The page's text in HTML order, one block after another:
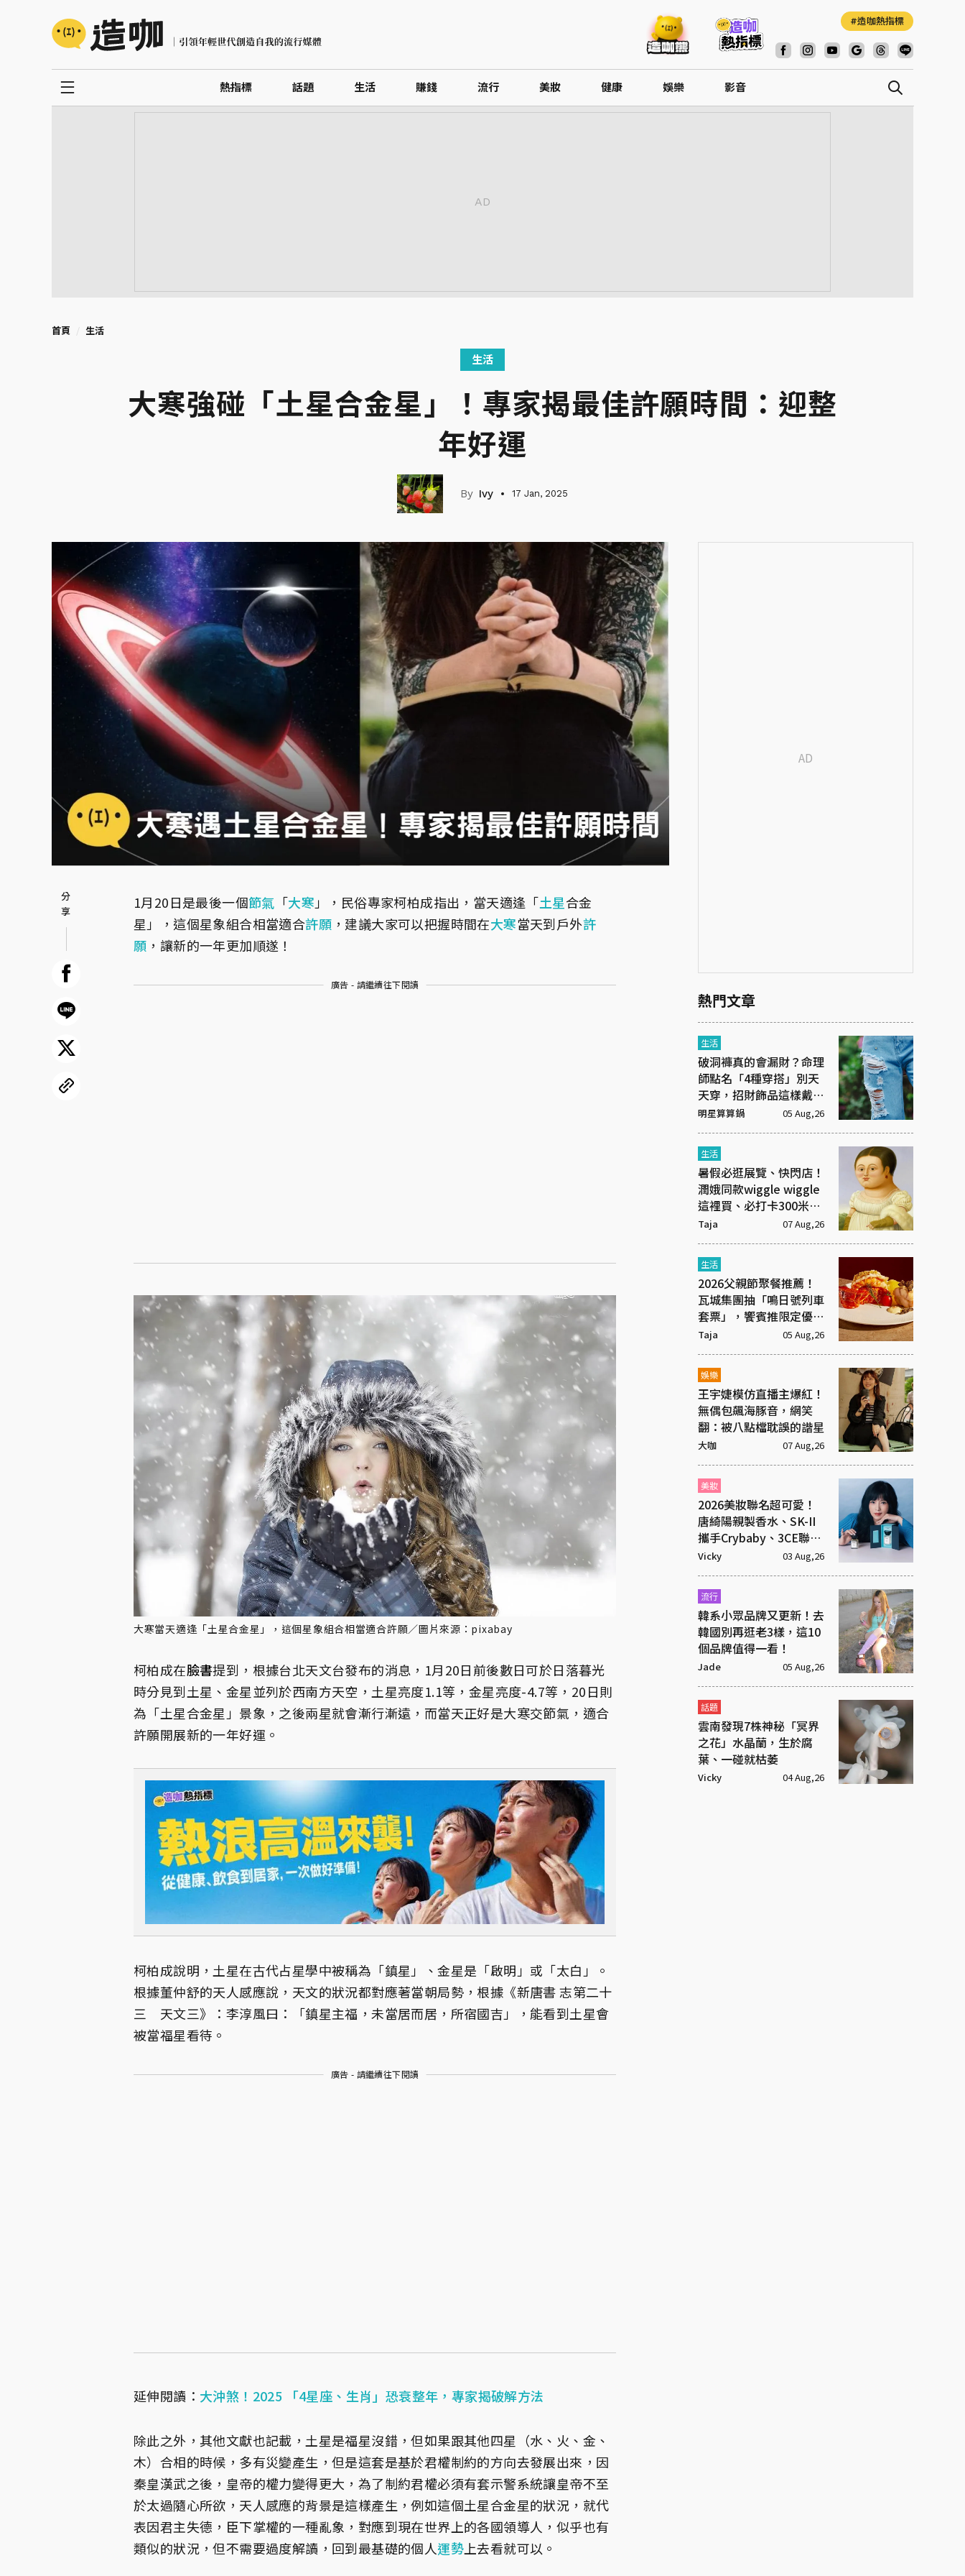
造咖熱指標
熱指標 話題 生活 賺錢 流行 美妝 健康 娛樂 影音
首頁 生活
生活
大寒強碰「土星合金星」！專家揭最佳許願時間：迎整
年好運
Ivy 17 Jan, 2025
1月20日是最後一個節氣 「大寒 」，民俗專家柯柏成指出，當天適逢「土星合金
星」，這個星象組合相當適合許願 ，建議大家可以把握時間在大寒當天到戶外許
願 ，讓新的一年更加順遂！
廣告 - 請繼續往下閱讀
大寒當天適逢「土星合金星」，這個星象組合相當適合許願／圖片來源：pixabay
柯柏成在臉書提到，根據台北天文台發布的消息，1月20日前後數日可於日落暮光
時分見到土星、金星並列於西南方天空，土星亮度1.1等，金星亮度-4.7等，20日則
為「土星合金星」景象，之後兩星就會漸行漸遠，而當天正好是大寒交節氣，適合
許願開展新的一年好運。
柯柏成說明，土星在古代占星學中被稱為「鎮星」、金星是「啟明」或「太白」。
根據董仲舒的天人感應說，天文的狀況都對應著當朝局勢，根據《新唐書 志第二十
三 天文三》：李淳風曰：「鎮星主福，未當居而居，所宿國吉」，能看到土星會
被當福星看待。
廣告 - 請繼續往下閱讀
延伸閱讀： 大沖煞！2025 「4星座、生肖」恐衰整年，專家揭破解方法
除此之外，其他文獻也記載，土星是福星沒錯，但如果跟其他四星（水、火、金、
木）合相的時候，多有災變產生，但是這套是基於君權制約的方向去發展出來，因
秦皇漢武之後，皇帝的權力變得更大，為了制約君權必須有套示警系統讓皇帝不至
於太過隨心所欲，天人感應的背景是這樣產生，例如這個土星合金星的狀況，就代
表因君主失德，臣下掌權的一種亂象，對應到現在世界上的各國領導人，似乎也有
類似的狀況，但不需要過度解讀，回到最基礎的個人運勢上去看就可以。
熱門文章
生活
破洞褲真的會漏財？命理
師點名「4種穿搭」別天
天穿，招財飾品這樣戴才
有效
明星算算鍋 05 Aug,26
生活
暑假必逛展覽、快閃店！
潤娥同款wiggle wiggle
這裡買、必打卡300米漫
畫「名場景之路」
Taja 07 Aug,26
生活
2026父親節聚餐推薦！
瓦城集團抽「鳴日號列車
套票」，饗賓推限定優惠
一次看
Taja 05 Aug,26
娛樂
王宇婕模仿直播主爆紅！
無偶包飆海豚音，網笑
翻：被八點檔耽誤的諧星
大咖 07 Aug,26
美妝
2026美妝聯名超可愛！
唐綺陽親製香水、SK-II
攜手Crybaby、3CE聯名
超潮飾品
Vicky 03 Aug,26
流行
韓系小眾品牌又更新！去
韓國別再逛老3樣，這10
個品牌值得一看！
Jade 05 Aug,26
話題
雲南發現7株神秘「冥界
之花」水晶蘭，生於腐
葉、一碰就枯萎
Vicky 04 Aug,26